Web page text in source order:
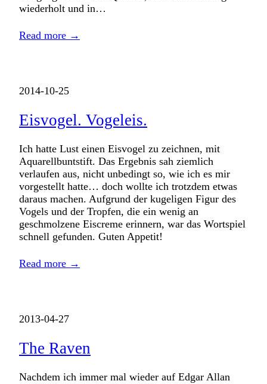
wiederholt und in…
Read more →
2014-10-25
Eisvogel. Vogeleis.
Ich hatte Lust einen Eisvogel zu zeichnen, mit
Aquarellbuntstift. Das Ergebnis sah ziemlich
verlaufen aus, nicht unbedingt so, wie ich es mir
vorgestellt hatte… doch wollte ich trotzdem etwas
daraus machen. Aufgrund der kugeligen Figur des
Vogels und der Tropfen, die ein wenig an
geschmolzene Eiscreme erinnern, war das Wortspiel
schnell gefunden. Guten Appetit!
Read more →
2013-04-27
The Raven
Nachdem ich immer mal wieder auf Edgar Allan